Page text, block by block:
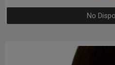
No